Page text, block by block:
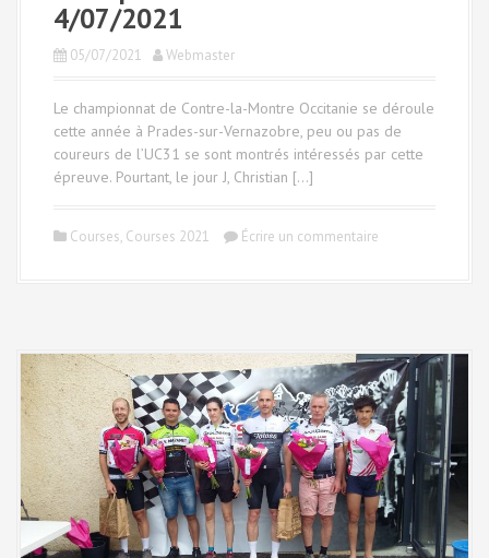
4/07/2021
05/07/2021 Webmaster
Le championnat de Contre-la-Montre Occitanie se déroule
cette année à Prades-sur-Vernazobre, peu ou pas de
coureurs de l’UC31 se sont montrés intéressés par cette
épreuve. Pourtant, le jour J, Christian […]
Courses, Courses 2021 Écrire un commentaire